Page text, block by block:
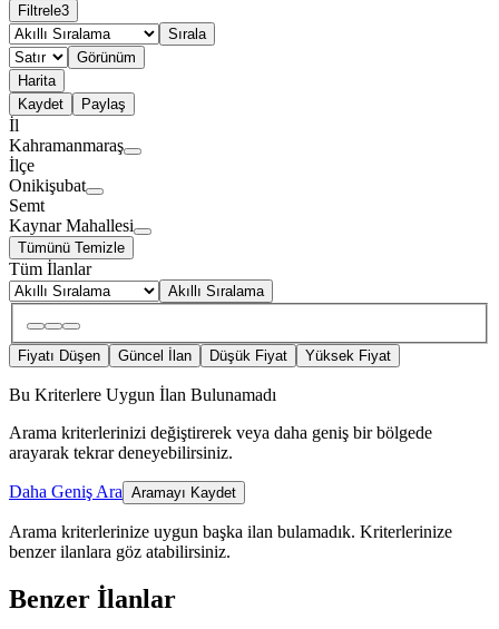
Filtrele3
Sırala
Görünüm
Harita
Kaydet
Paylaş
İl
Kahramanmaraş
İlçe
Onikişubat
Semt
Kaynar Mahallesi
Tümünü Temizle
Tüm İlanlar
Akıllı Sıralama
Fiyatı Düşen Güncel İlan Düşük Fiyat Yüksek Fiyat
Bu Kriterlere Uygun İlan Bulunamadı
Arama kriterlerinizi değiştirerek veya daha geniş bir bölgede
arayarak tekrar deneyebilirsiniz.
Daha Geniş Ara Aramayı Kaydet
Arama kriterlerinize uygun başka ilan bulamadık. Kriterlerinize
benzer ilanlara göz atabilirsiniz.
Benzer İlanlar